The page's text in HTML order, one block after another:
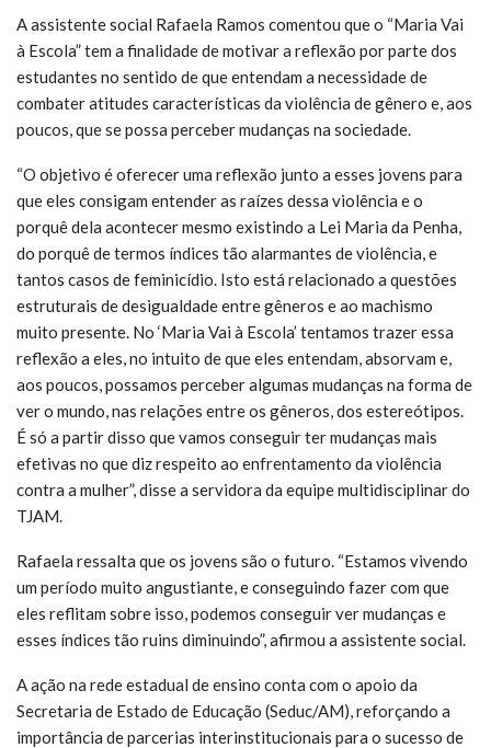
A assistente social Rafaela Ramos comentou que o “Maria Vai
à Escola” tem a finalidade de motivar a reflexão por parte dos
estudantes no sentido de que entendam a necessidade de
combater atitudes características da violência de gênero e, aos
poucos, que se possa perceber mudanças na sociedade.
“O objetivo é oferecer uma reflexão junto a esses jovens para
que eles consigam entender as raízes dessa violência e o
porquê dela acontecer mesmo existindo a Lei Maria da Penha,
do porquê de termos índices tão alarmantes de violência, e
tantos casos de feminicídio. Isto está relacionado a questões
estruturais de desigualdade entre gêneros e ao machismo
muito presente. No ‘Maria Vai à Escola’ tentamos trazer essa
reflexão a eles, no intuito de que eles entendam, absorvam e,
aos poucos, possamos perceber algumas mudanças na forma de
ver o mundo, nas relações entre os gêneros, dos estereótipos.
É só a partir disso que vamos conseguir ter mudanças mais
efetivas no que diz respeito ao enfrentamento da violência
contra a mulher”, disse a servidora da equipe multidisciplinar do
TJAM.
Rafaela ressalta que os jovens são o futuro. “Estamos vivendo
um período muito angustiante, e conseguindo fazer com que
eles reflitam sobre isso, podemos conseguir ver mudanças e
esses índices tão ruins diminuindo”, afirmou a assistente social.
A ação na rede estadual de ensino conta com o apoio da
Secretaria de Estado de Educação (Seduc/AM), reforçando a
importância de parcerias interinstitucionais para o sucesso de